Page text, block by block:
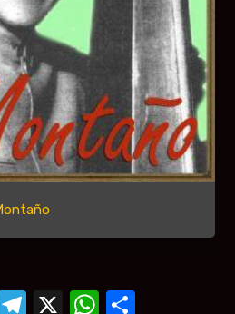
Telegram
X